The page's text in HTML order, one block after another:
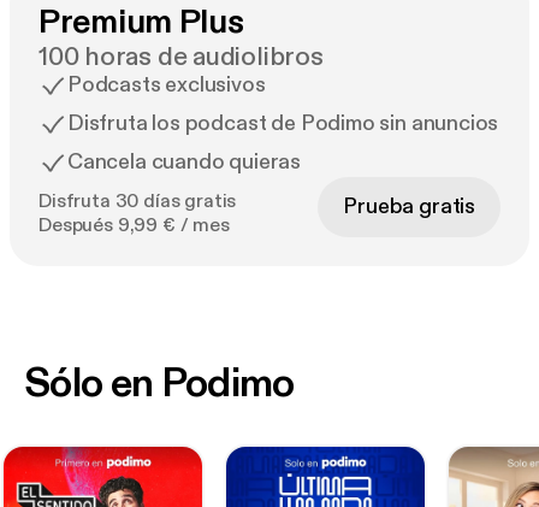
Premium Plus
100 horas de audiolibros
Podcasts exclusivos
Disfruta los podcast de Podimo sin anuncios
Cancela cuando quieras
Disfruta 30 días gratis
Después 9,99 € / mes
Prueba gratis
Sólo en Podimo